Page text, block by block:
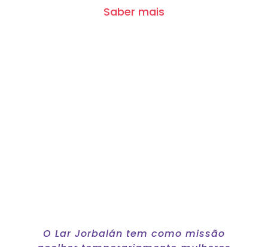
Saber mais
O Lar Jorbalán tem como missão